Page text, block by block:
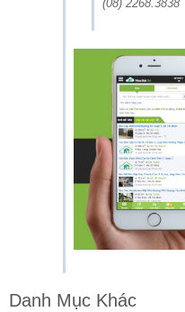
(08) 2268.3838
Danh Mục Khác